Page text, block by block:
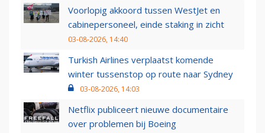
Voorlopig akkoord tussen WestJet en
cabinepersoneel, einde staking in zicht
03-08-2026, 14:40
Turkish Airlines verplaatst komende
winter tussenstop op route naar Sydney
03-08-2026, 14:03
Netflix publiceert nieuwe documentaire
over problemen bij Boeing